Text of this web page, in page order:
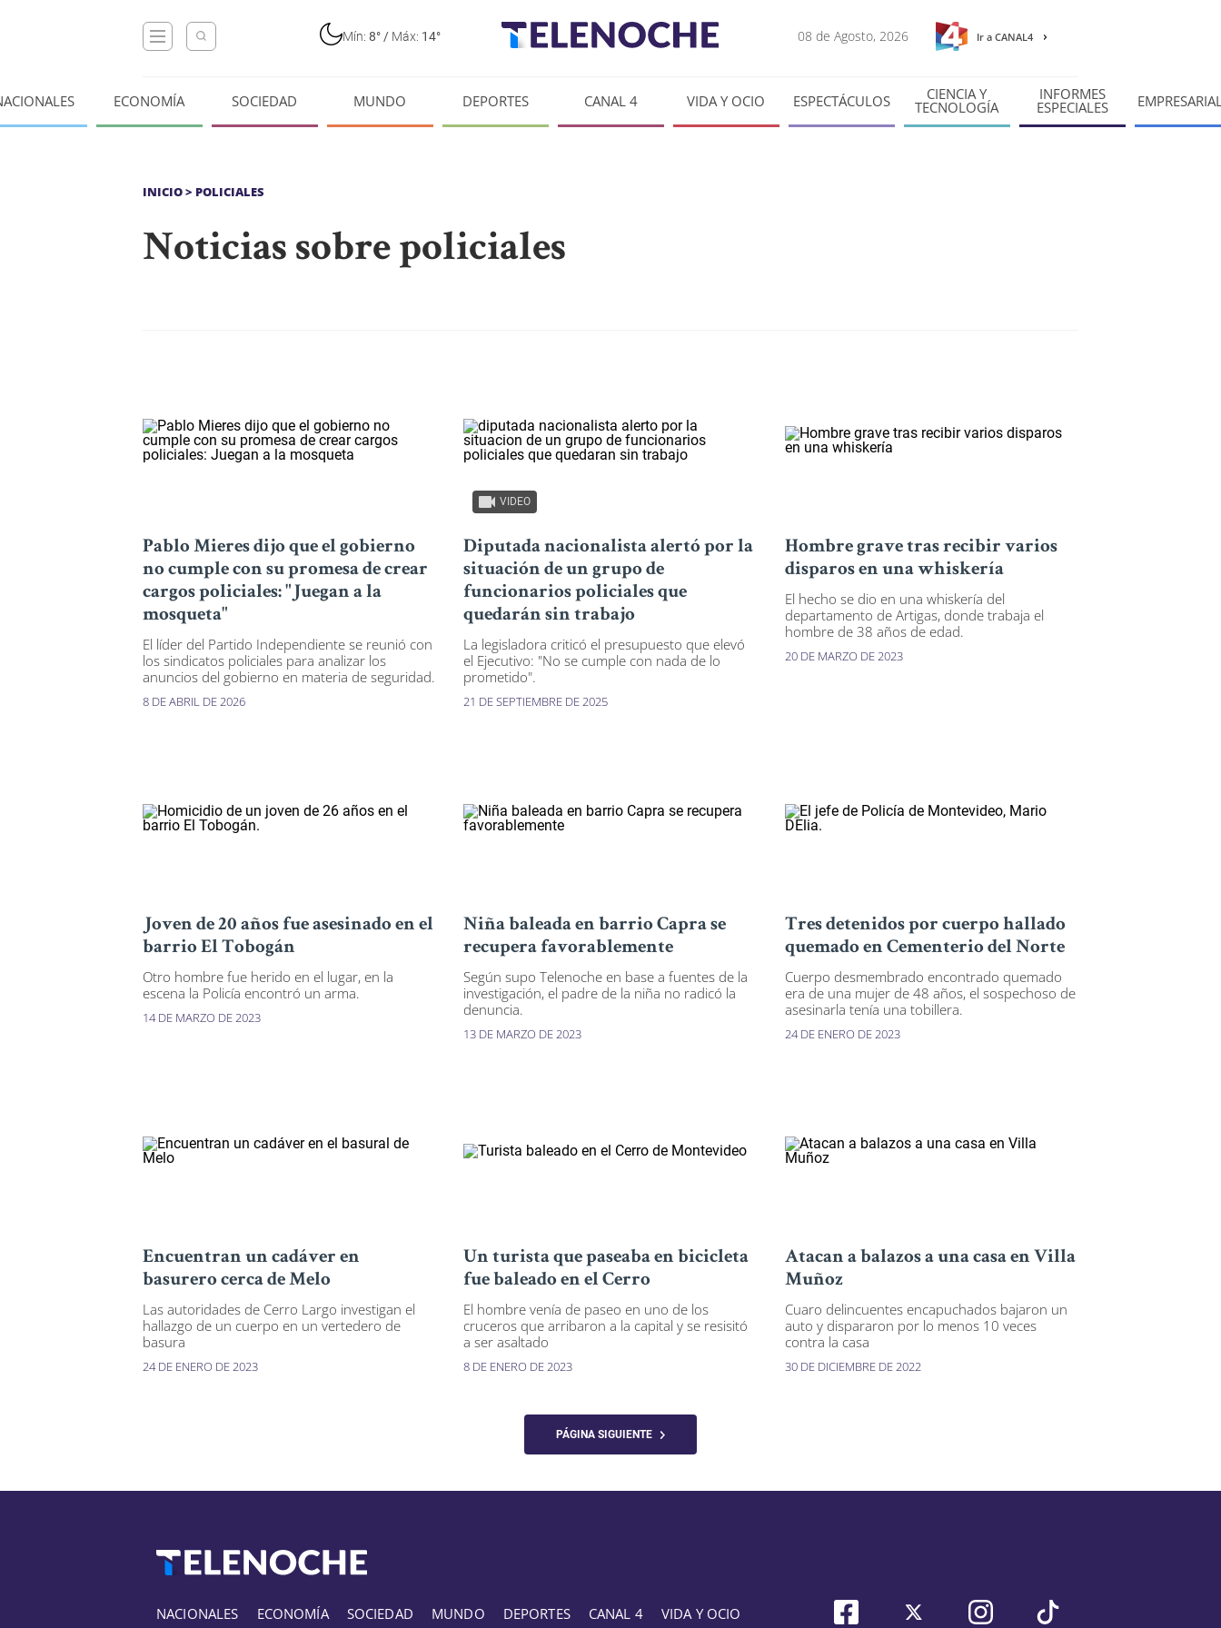
Mín: 8° / Máx: 14° 08 de Agosto, 2026 Ir a CANAL4
ECONOMÍA SOCIEDAD MUNDO DEPORTES CANAL 4 VIDA Y OCIO ESPECTÁCULOS CIENCIA Y
TECNOLOGÍA
INFORMES
ESPECIALES
INICIO> POLICIALES
Noticias sobre policiales
Pablo Mieres dijo que el gobierno
no cumple con su promesa de crear
cargos policiales: "Juegan a la
mosqueta"
El líder del Partido Independiente se reunió con
los sindicatos policiales para analizar los
anuncios del gobierno en materia de seguridad.
8 DE ABRIL DE 2026
VIDEO
Diputada nacionalista alertó por la
situación de un grupo de
funcionarios policiales que
quedarán sin trabajo
La legisladora criticó el presupuesto que elevó
el Ejecutivo: "No se cumple con nada de lo
prometido".
21 DE SEPTIEMBRE DE 2025
Hombre grave tras recibir varios
disparos en una whiskería
El hecho se dio en una whiskería del
departamento de Artigas, donde trabaja el
hombre de 38 años de edad.
20 DE MARZO DE 2023
Joven de 20 años fue asesinado en el
barrio El Tobogán
Otro hombre fue herido en el lugar, en la
escena la Policía encontró un arma.
14 DE MARZO DE 2023
Niña baleada en barrio Capra se
recupera favorablemente
Según supo Telenoche en base a fuentes de la
investigación, el padre de la niña no radicó la
denuncia.
13 DE MARZO DE 2023
Tres detenidos por cuerpo hallado
quemado en Cementerio del Norte
Cuerpo desmembrado encontrado quemado
era de una mujer de 48 años, el sospechoso de
asesinarla tenía una tobillera.
24 DE ENERO DE 2023
Encuentran un cadáver en
basurero cerca de Melo
Las autoridades de Cerro Largo investigan el
hallazgo de un cuerpo en un vertedero de
basura
24 DE ENERO DE 2023
Un turista que paseaba en bicicleta
fue baleado en el Cerro
El hombre venía de paseo en uno de los
cruceros que arribaron a la capital y se resisitó
a ser asaltado
8 DE ENERO DE 2023
Atacan a balazos a una casa en Villa
Muñoz
Cuaro delincuentes encapuchados bajaron un
auto y dispararon por lo menos 10 veces
contra la casa
30 DE DICIEMBRE DE 2022
PÁGINA SIGUIENTE
NACIONALES ECONOMÍA SOCIEDAD MUNDO DEPORTES CANAL 4 VIDA Y OCIO